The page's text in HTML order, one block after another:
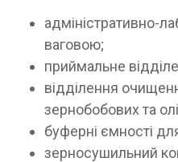
адміністративно-
ваговою;
приймальне
відділення
зернобобових та
буферні ємності
зерносушильний